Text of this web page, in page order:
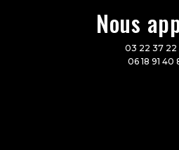
Nous
03 22 37 22
06 18 91 40